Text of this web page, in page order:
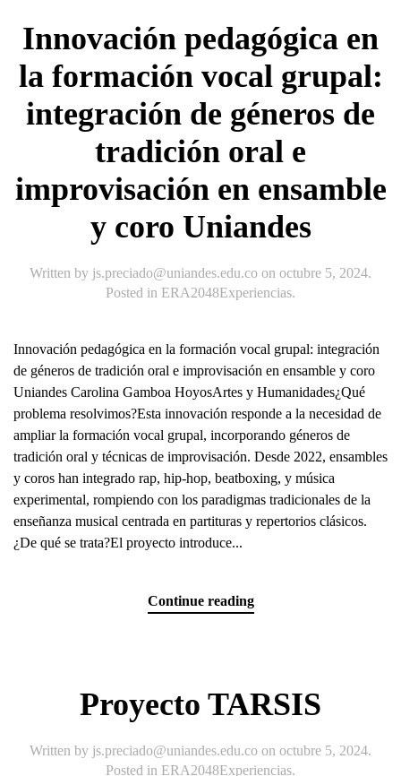
Innovación pedagógica en
la formación vocal grupal:
integración de géneros de
tradición oral e
improvisación en ensamble
y coro Uniandes
Written by js.preciado@uniandes.edu.co on octubre 5, 2024.
Posted in ERA2048Experiencias.
Innovación pedagógica en la formación vocal grupal: integración
de géneros de tradición oral e improvisación en ensamble y coro
Uniandes Carolina Gamboa HoyosArtes y Humanidades¿Qué
problema resolvimos?Esta innovación responde a la necesidad de
ampliar la formación vocal grupal, incorporando géneros de
tradición oral y técnicas de improvisación. Desde 2022, ensambles
y coros han integrado rap, hip-hop, beatboxing, y música
experimental, rompiendo con los paradigmas tradicionales de la
enseñanza musical centrada en partituras y repertorios clásicos.
¿De qué se trata?El proyecto introduce...
Continue reading
Proyecto TARSIS
Written by js.preciado@uniandes.edu.co on octubre 5, 2024.
Posted in ERA2048Experiencias.